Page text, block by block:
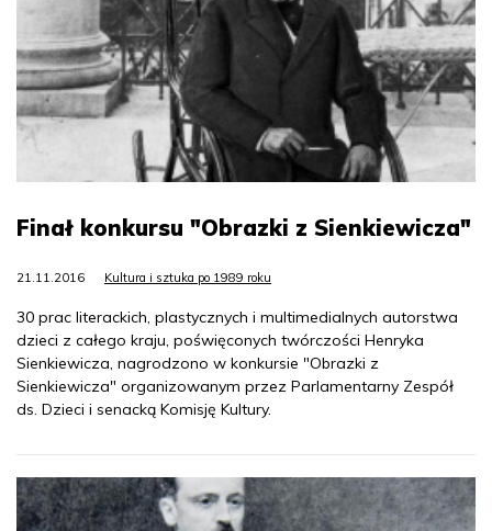
Finał konkursu "Obrazki z Sienkiewicza"
21.11.2016 Kultura i sztuka po 1989 roku
30 prac literackich, plastycznych i multimedialnych autorstwa
dzieci z całego kraju, poświęconych twórczości Henryka
Sienkiewicza, nagrodzono w konkursie "Obrazki z
Sienkiewicza" organizowanym przez Parlamentarny Zespół
ds. Dzieci i senacką Komisję Kultury.